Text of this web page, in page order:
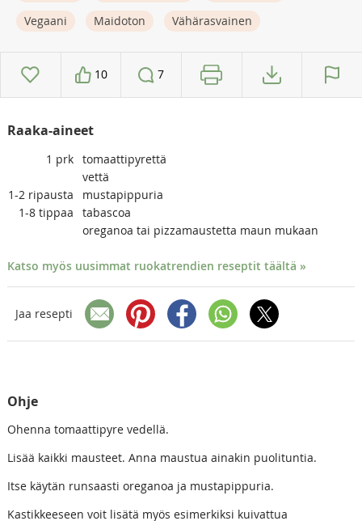
Vegaani
Maidoton Vähärasvainen
10 7
Raaka-aineet
1 prk tomaattipyrettä
vettä
1-2 ripausta
mustapippuria
1-8 tippaa
tabascoa
oreganoa tai pizzamaustetta maun mukaan
Katso myös uusimmat ruokatrendien reseptit täältä »
Jaa resepti
Ohje
Ohenna tomaattipyre vedellä.
Lisää kaikki mausteet. Anna maustua ainakin puolituntia.
Itse käytän runsaasti oreganoa ja mustapippuria.
Kastikkeeseen voit lisätä myös esimerkiksi kuivattua